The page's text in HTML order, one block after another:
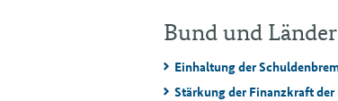
Bund und Länder
Einhaltung der
Stärkung der Finanzkraft der